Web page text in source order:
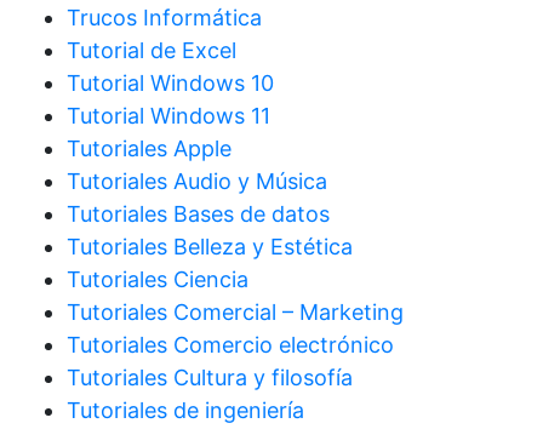
Trucos Informática
Tutorial de Excel
Tutorial Windows 10
Tutorial Windows 11
Tutoriales Apple
Tutoriales Audio y Música
Tutoriales Bases de datos
Tutoriales Belleza y Estética
Tutoriales Ciencia
Tutoriales Comercial – Marketing
Tutoriales Comercio electrónico
Tutoriales Cultura y filosofía
Tutoriales de ingeniería